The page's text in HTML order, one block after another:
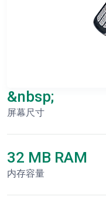
&nbsp;
屏幕尺寸
32 MB RAM
内存容量